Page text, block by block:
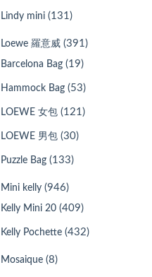
Lindy mini (131)
Loewe 羅意威 (391)
Barcelona Bag (19)
Hammock Bag (53)
LOEWE 女包 (121)
LOEWE 男包 (30)
Puzzle Bag (133)
Mini kelly (946)
Kelly Mini 20 (409)
Kelly Pochette (432)
Mosaique (8)